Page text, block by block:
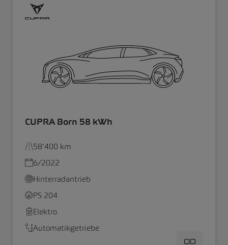
CUPRA Born 58 kWh
58’400 km
6/2022
Hinterradantrieb
PS 204
Elektro
Automatikgetriebe